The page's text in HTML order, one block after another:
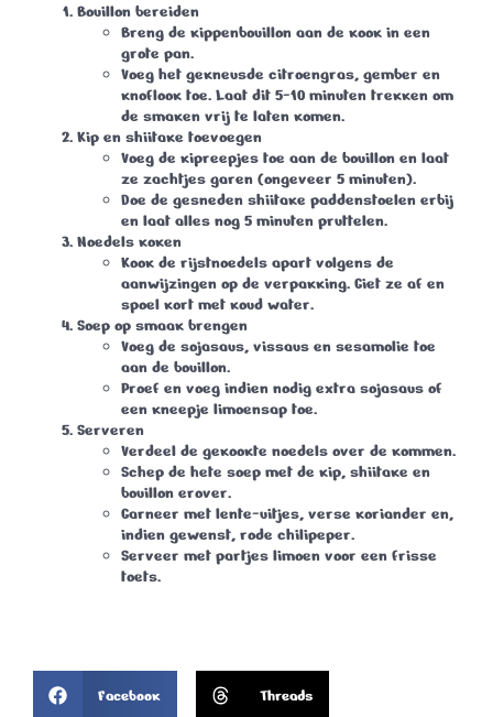
Bouillon bereiden
Breng de kippenbouillon aan de kook in een
grote pan.
Voeg het gekneusde citroengras, gember en
knoflook toe. Laat dit 5-10 minuten trekken om
de smaken vrij te laten komen.
Kip en shiitake toevoegen
Voeg de kipreepjes toe aan de bouillon en laat
ze zachtjes garen (ongeveer 5 minuten).
Doe de gesneden shiitake paddenstoelen erbij
en laat alles nog 5 minuten pruttelen.
Noedels koken
Kook de rijstnoedels apart volgens de
aanwijzingen op de verpakking. Giet ze af en
spoel kort met koud water.
Soep op smaak brengen
Voeg de sojasaus, vissaus en sesamolie toe
aan de bouillon.
Proef en voeg indien nodig extra sojasaus of
een kneepje limoensap toe.
Serveren
Verdeel de gekookte noedels over de kommen.
Schep de hete soep met de kip, shiitake en
bouillon erover.
Garneer met lente-uitjes, verse koriander en,
indien gewenst, rode chilipeper.
Serveer met partjes limoen voor een frisse
toets.
Facebook Threads